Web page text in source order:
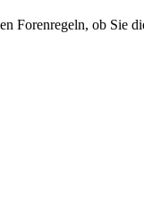
Forenregeln, ob Sie